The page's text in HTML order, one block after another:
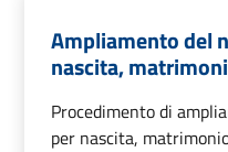
Ampliamento del
nascita,
Procedimento di
per nascita,